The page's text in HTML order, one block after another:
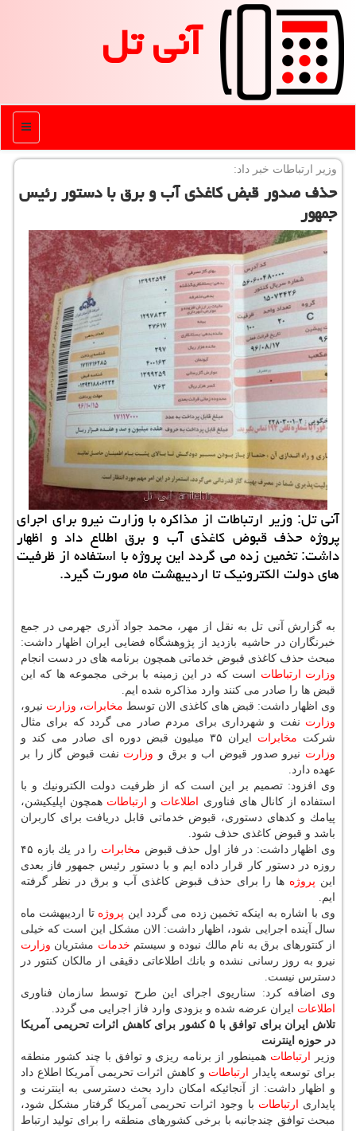
آنی تل
منو
وزیر ارتباطات خبر داد:
حذف صدور قبض كاغذی آب و برق با دستور رئیس
جمهور
آنی تل: وزیر ارتباطات از مذاكره با وزارت نیرو برای اجرای
پروژه حذف قبوض كاغذی آب و برق اطلاع داد و اظهار
داشت: تخمین زده می گردد این پروژه با استفاده از ظرفیت
های دولت الكترونیك تا اردیبهشت ماه صورت گیرد.
به گزارش آنی تل به نقل از مهر، محمد جواد آذری جهرمی در جمع
خبرنگاران در حاشیه بازدید از پژوهشگاه فضایی ایران اظهار داشت:
مبحث حذف كاغذی قبوض خدماتی همچون برنامه های در دست انجام
وزارت
ارتباطات است كه در این زمینه با برخی مجموعه ها كه این
قبض ها را صادر می كنند وارد مذاكره شده ایم.
وی اظهار داشت: قبض های كاغذی الان توسط مخابرات، وزارت نیرو،
وزارت نفت و شهرداری برای مردم صادر می گردد كه برای مثال
شركت مخابرات ایران ۳۵ میلیون قبض دوره ای صادر می كند و
وزارت نیرو صدور قبوض اب و برق و وزارت نفت قبوض گاز را بر
عهده دارد.
وی افزود: تصمیم بر این است كه از ظرفیت دولت الكترونیك و با
استفاده از كانال های فناوری
اطلاعات و ارتباطات همچون اپلیكیشن،
پیامك و كدهای دستوری، قبوض خدماتی قابل دریافت برای كاربران
باشد و قبوض كاغذی حذف شود.
وی اظهار داشت: در فاز اول حذف قبوض مخابرات
را در یك بازه ۴۵
روزه در دستور كار قرار داده ایم و با دستور رئیس جمهور فاز بعدی
این پروژه ها را برای حذف قبوض كاغذی آب و برق در نظر گرفته
ایم.
وی با اشاره به اینكه تخمین زده می گردد این پروژه تا اردیبهشت ماه
سال آینده اجرایی شود، اظهار داشت: الان مشكل این است كه خیلی
از كنتورهای برق به نام مالك نبوده و سیستم خدمات مشتریان وزارت
نیرو به روز رسانی نشده و بانك اطلاعاتی دقیقی از مالكان كنتور در
دسترس نیست.
وی اضافه كرد: سناریوی اجرای این طرح توسط سازمان فناوری
اطلاعات ایران عرضه شده و بزودی وارد فاز اجرایی می گردد.
تلاش ایران برای توافق با ۵ كشور برای كاهش اثرات تحریمی آمریكا
در حوزه اینترنت
وزیر
ارتباطات همینطور از برنامه ریزی و توافق با چند كشور منطقه
برای توسعه پایدار
ارتباطات و كاهش اثرات تحریمی آمریكا اطلاع داد
و اظهار داشت: از آنجائیكه امكان دارد بحث دسترسی به اینترنت و
پایداری
ارتباطات با وجود اثرات تحریمی آمریكا گرفتار مشكل شود،
مبحث توافق چندجانبه با برخی كشورهای منطقه را برای تولید ارتباط